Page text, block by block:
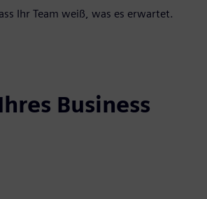
Ihr Team weiß, was es erwartet.
Business